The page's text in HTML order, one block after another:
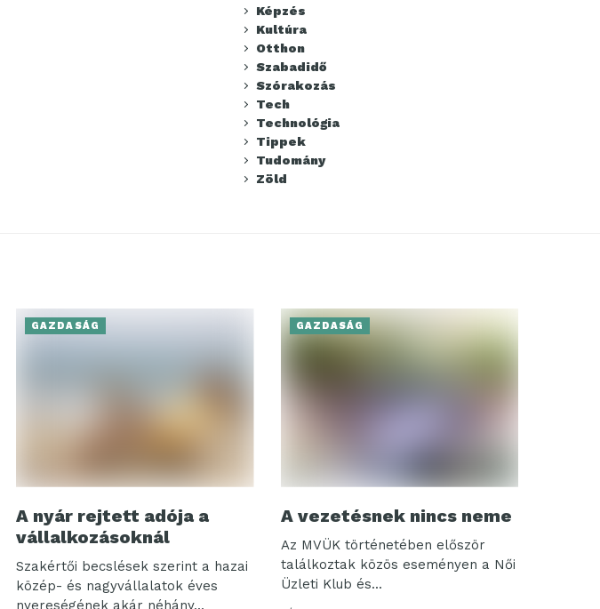
Képzés
Kultúra
Otthon
Szabadidő
Szórakozás
Tech
Technológia
Tippek
Tudomány
Zöld
GAZDASÁG
A nyár rejtett adója a
vállalkozásoknál
Szakértői becslések szerint a hazai
közép- és nagyvállalatok éves
nyereségének akár néhány...
GAZDASÁG
A vezetésnek nincs neme
Az MVÜK történetében először
találkoztak közös eseményen a Női
Üzleti Klub és...